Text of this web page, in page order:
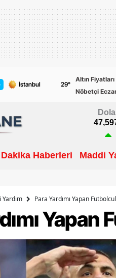
29°
Altın Fiyatları
Nöbetçi
Haberleri Maddi
Para Yardımı Yapan